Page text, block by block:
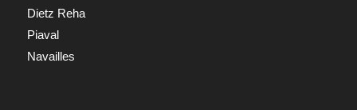
Dietz Reha
Piaval
Navailles